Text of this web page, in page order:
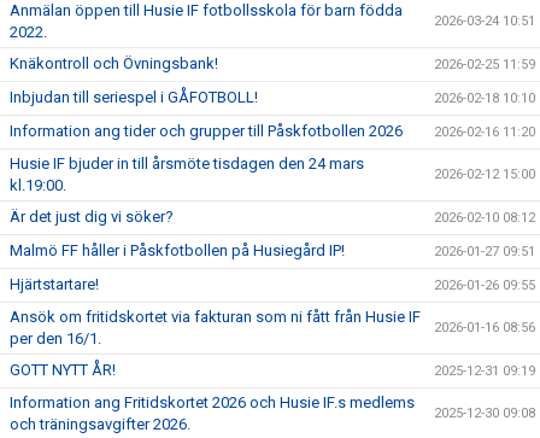
Anmälan öppen till Husie IF fotbollsskola för barn födda
2022.
2026-03-24 10:51
Knäkontroll och Övningsbank! 2026-02-25 11:59
Inbjudan till seriespel i GÅFOTBOLL! 2026-02-18 10:10
Information ang tider och grupper till Påskfotbollen 2026 2026-02-16 11:20
Husie IF bjuder in till årsmöte tisdagen den 24 mars
kl.19:00.
2026-02-12 15:00
Är det just dig vi söker? 2026-02-10 08:12
Malmö FF håller i Påskfotbollen på Husiegård IP! 2026-01-27 09:51
Hjärtstartare! 2026-01-26 09:55
Ansök om fritidskortet via fakturan som ni fått från Husie IF
per den 16/1.
2026-01-16 08:56
GOTT NYTT ÅR! 2025-12-31 09:19
Information ang Fritidskortet 2026 och Husie IF.s medlems
och träningsavgifter 2026.
2025-12-30 09:08